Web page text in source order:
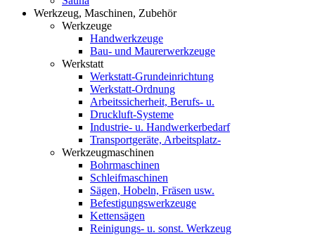
Werkzeug, Maschinen, Zubehör
Werkzeuge
Handwerkzeuge
Bau- und Maurerwerkzeuge
Werkstatt
Werkstatt-Grundeinrichtung
Werkstatt-Ordnung
Arbeitssicherheit, Berufs- u.
Druckluft-Systeme
Industrie- u. Handwerkerbedarf
Transportgeräte, Arbeitsplatz-
Werkzeugmaschinen
Bohrmaschinen
Schleifmaschinen
Sägen, Hobeln, Fräsen usw.
Befestigungswerkzeuge
Kettensägen
Reinigungs- u. sonst. Werkzeug